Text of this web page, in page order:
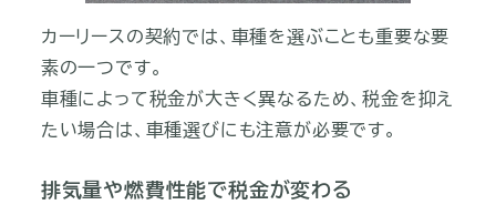
カーリースの契約では、車種を選ぶことも重要な要
素の一つです。
車種によって税金が大きく異なるため、税金を抑え
たい場合は、車種選びにも注意が必要です。
排気量や燃費性能で税金が変わる